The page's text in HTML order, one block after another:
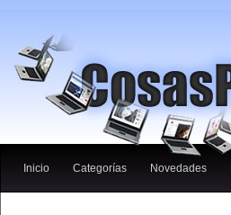
Inicio Categorías Novedades